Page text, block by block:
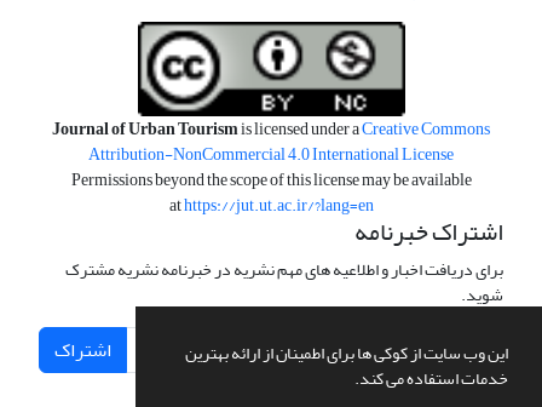
این وب سایت از کوکی ها برای اطمینان از ارائه بهترین
خدمات استفاده می کند.
Journal of Urban Tourismis licensed under aCreative Commons
Attribution-NonCommercial 4.0 International License
Permissions beyond the scope of this license may be available
athttps://jut.ut.ac.ir/?lang=en
اشتراک خبرنامه
برای دریافت اخبار و اطلاعیه های مهم نشریه در خبرنامه نشریه مشترک
شوید.
اشتراک